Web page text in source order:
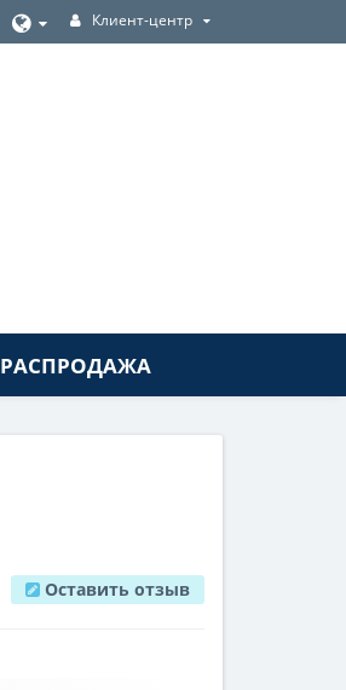
Клиент-центр
РАСПРОДАЖА
Оставить отзыв